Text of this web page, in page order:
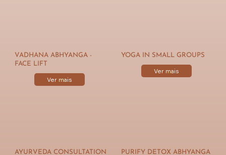
VADHANA ABHYANGA -
FACE LIFT
Ver mais
YOGA IN SMALL GROUPS
Ver mais
AYURVEDA CONSULTATION PURIFY DETOX ABHYANGA